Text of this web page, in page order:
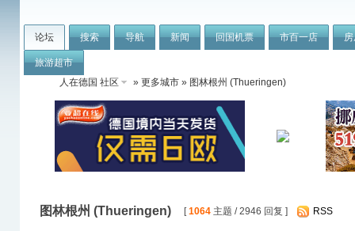
论坛 搜索 导航 新闻 回国机票 市百一店
旅游超市
人在德国 社区
» 更多城市 » 图林根州 (Thueringen)
图林根州 (Thueringen) [1064 主题 / 2946 回复 ] RSS